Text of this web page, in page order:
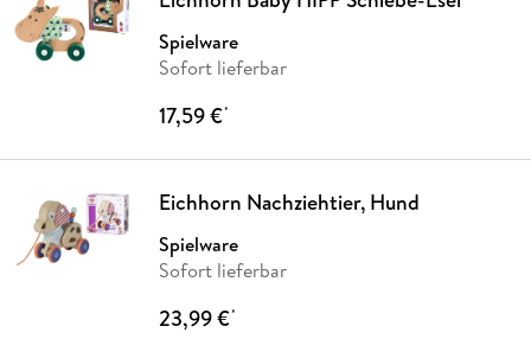
Spielware
Sofort lieferbar
17,59 €*
Eichhorn Nachziehtier, Hund
Spielware
Sofort lieferbar
23,99 €*